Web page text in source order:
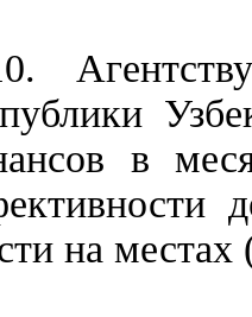
в
на